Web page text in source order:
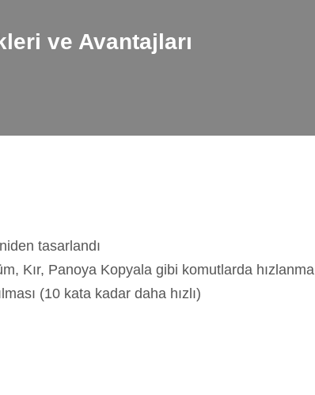
ve Avantajları
tasarlandı
Kır, Panoya Kopyala gibi komutlarda hızlanma
(10 kata kadar daha hızlı)